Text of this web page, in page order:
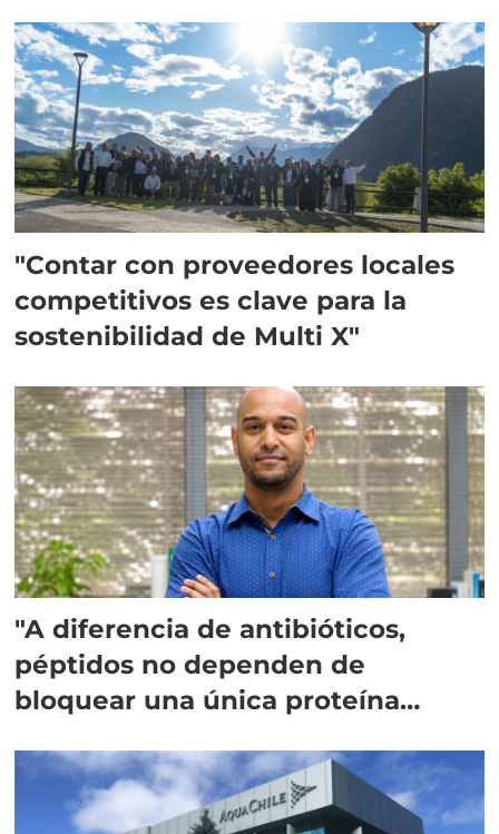
"Contar con proveedores locales
competitivos es clave para la
sostenibilidad de Multi X"
"A diferencia de antibióticos,
péptidos no dependen de
bloquear una única proteína